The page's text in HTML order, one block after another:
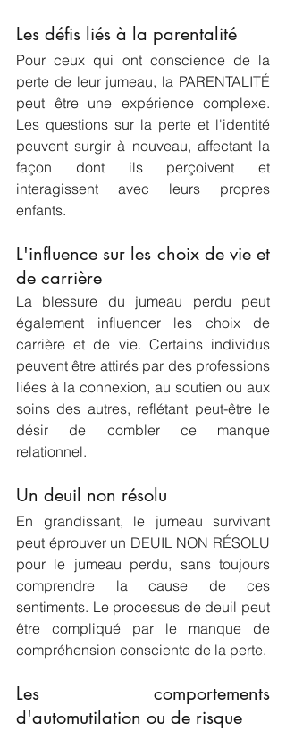
Les défis liés à la parentalité
Pour ceux qui ont conscience de la
perte de leur jumeau, la PARENTALITÉ
peut être une expérience complexe.
Les questions sur la perte et l'identité
peuvent surgir à nouveau, affectant la
façon dont ils perçoivent et
interagissent avec leurs propres
enfants.
L'influence sur les choix de vie et
de carrière
La blessure du jumeau perdu peut
également influencer les choix de
carrière et de vie. Certains individus
peuvent être attirés par des professions
liées à la connexion, au soutien ou aux
soins des autres, reflétant peut-être le
désir de combler ce manque
relationnel.
Un deuil non résolu
En grandissant, le jumeau survivant
peut éprouver un DEUIL NON RÉSOLU
pour le jumeau perdu, sans toujours
comprendre la cause de ces
sentiments. Le processus de deuil peut
être compliqué par le manque de
compréhension consciente de la perte.
Les comportements
d'automutilation ou de risque